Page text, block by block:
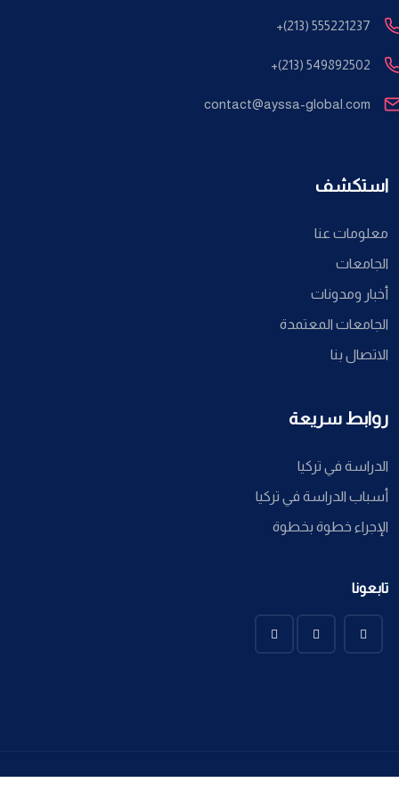
+(213) 555221237
+(213) 549892502
contact@ayssa-global.com
استكشف
معلومات عنا
الجامعات
أخبار ومدونات
الجامعات المعتمدة
الاتصال بنا
روابط سريعة
الدراسة في تركيا
أسباب الدراسة في تركيا
الإجراء خطوة بخطوة
تابعونا